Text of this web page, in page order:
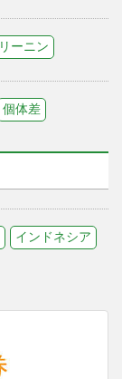
リーニン
個体差
インドネシア